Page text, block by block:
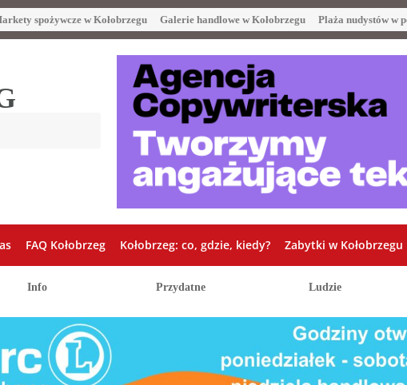
spożywcze w Kołobrzegu Galerie handlowe w Kołobrzegu Plaża nudystów w
FAQ Kołobrzeg Kołobrzeg: co, gdzie, kiedy? Zabytki w Kołobrzegu
Info Przydatne Ludzie